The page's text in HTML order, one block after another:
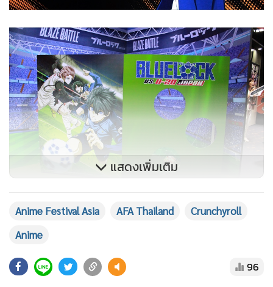
แสดงเพิ่มเติม
Anime Festival Asia AFA Thailand
Crunchyroll
Anime
96